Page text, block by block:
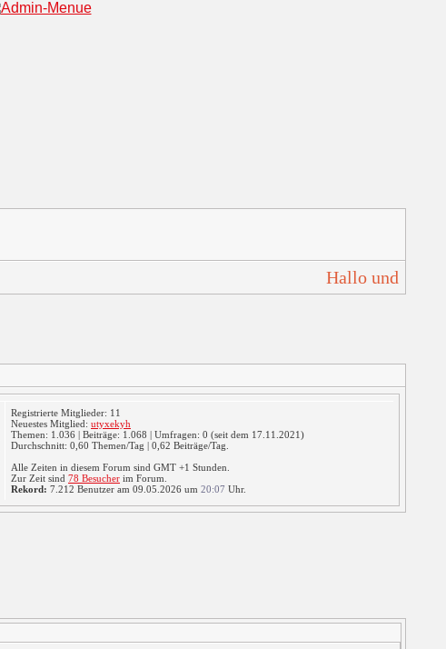
Hallo und
Registrierte Mitglieder: 11
Neuestes Mitglied: utyxekyh
Themen: 1.036 | Beiträge: 1.068 | Umfragen: 0 (seit dem 17.11.2021)
Durchschnitt: 0,60 Themen/Tag | 0,62 Beiträge/Tag.
Alle Zeiten in diesem Forum sind GMT +1 Stunden.
Zur Zeit sind 78 Besucher im Forum.
Rekord: 7.212 Benutzer am 09.05.2026 um 20:07 Uhr.